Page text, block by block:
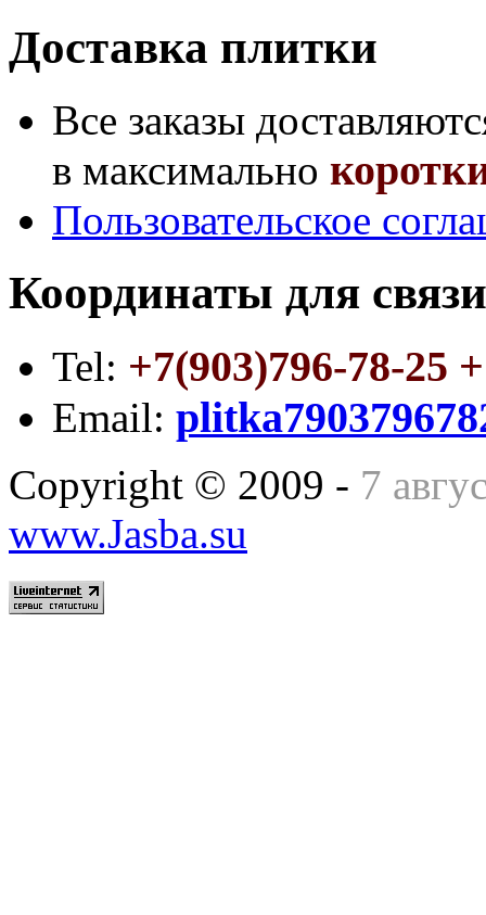
Доставка плитки
Все заказы
в максимально
Пользовательское
Координаты для
Tel: +7(903)796-78-25
Email:
Copyright © 2009 - 7
www.Jasba.su